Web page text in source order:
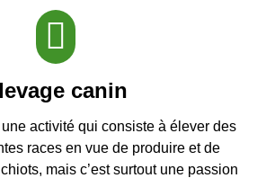
canin
une activité qui consiste à élever des
races en vue de produire et de
mais c’est surtout une passion